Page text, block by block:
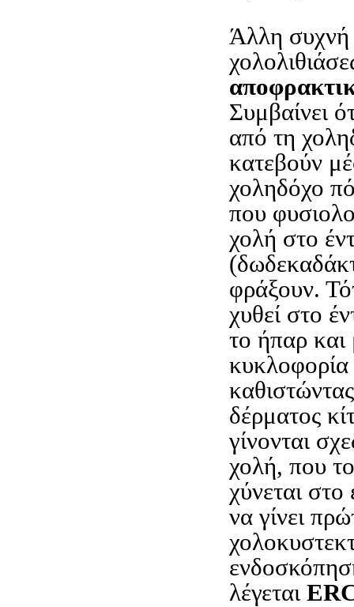
Άλλη συχνή
Συμβαίνει
από τη
κατεβούν
χοληδόχο
που
χολή στο
φράξουν.
χυθεί στο
το ήπαρ και
κυκλοφορία
δέρματος
γίνονται
χολή, που
χύνεται στο
να γίνει
λέγεται